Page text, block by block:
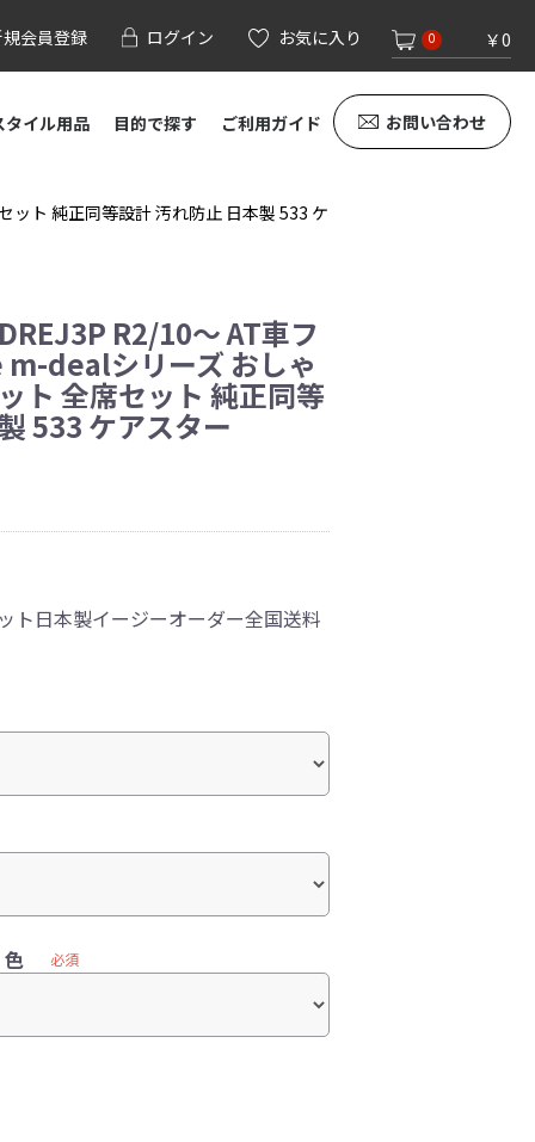
会員登録 ログイン お気に入り 0 ￥0
タイル用品 目的で探す ご利用ガイド お問い合わせ
ト 純正同等設計 汚れ防止 日本製 533 ケ
R2/10～ AT車フ
dealシリーズ おしゃ
ト 全席セット 純正同等
533 ケアスター
ト日本製イージーオーダー全国送料
必須